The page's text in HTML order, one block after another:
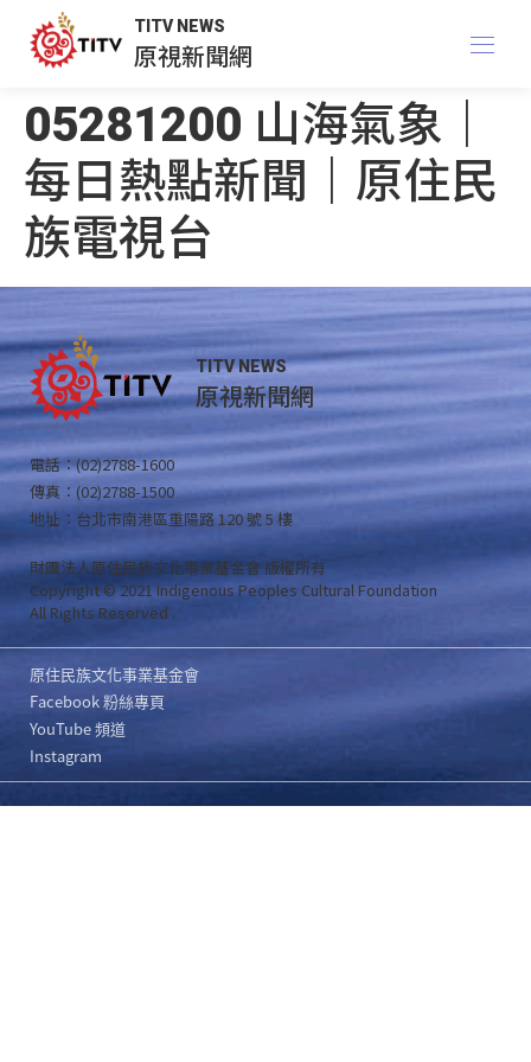
TITV NEWS
原視新聞網
05281200 山海氣象｜
每日熱點新聞｜原住民
族電視台
TITV NEWS
原視新聞網
電話：(02)2788-1600
傳真：(02)2788-1500
地址：台北市南港區重陽路 120 號 5 樓
財團法人原住民族文化事業基金會 版權所有
Copyright © 2021 Indigenous Peoples Cultural Foundation
All Rights Reserved .
原住民族文化事業基金會
Facebook 粉絲專頁
YouTube 頻道
Instagram